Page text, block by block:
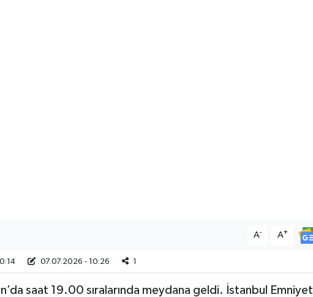
A- A+
07.07.2026 - 10:26 1
saat 19.00 sıralarında meydana geldi. İstanbul Emniyet